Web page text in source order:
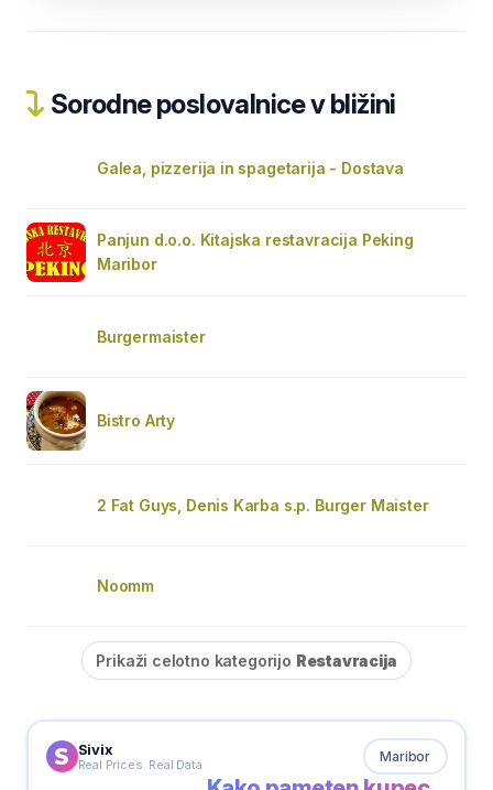
Sorodne poslovalnice v bližini
Galea, pizzerija in spagetarija - Dostava
Panjun d.o.o. Kitajska restavracija Peking
Maribor
Burgermaister
Bistro Arty
2 Fat Guys, Denis Karba s.p. Burger Maister
Noomm
Prikaži celotno kategorijo Restavracija
Sivix
Real Prices. Real Data Maribor